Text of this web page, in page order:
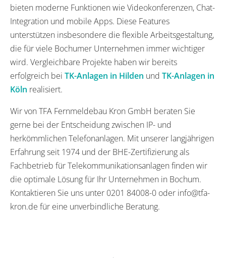
bieten moderne Funktionen wie Videokonferenzen, Chat-
Integration und mobile Apps. Diese Features
unterstützen insbesondere die flexible Arbeitsgestaltung,
die für viele Bochumer Unternehmen immer wichtiger
wird. Vergleichbare Projekte haben wir bereits
erfolgreich bei TK-Anlagen in Hilden und TK-Anlagen in
Köln realisiert.
Wir von TFA Fernmeldebau Kron GmbH beraten Sie
gerne bei der Entscheidung zwischen IP- und
herkömmlichen Telefonanlagen. Mit unserer langjährigen
Erfahrung seit 1974 und der BHE-Zertifizierung als
Fachbetrieb für Telekommunikationsanlagen finden wir
die optimale Lösung für Ihr Unternehmen in Bochum.
Kontaktieren Sie uns unter 0201 84008-0 oder info@tfa-
kron.de für eine unverbindliche Beratung.